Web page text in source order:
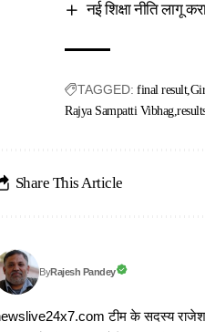
नई शिक्षा नीति लागू
TAGGED: final result
Rajya Sampatti Vibhag
Share This Article
ByRajesh Pandey
टीम के सदस्य राजेश